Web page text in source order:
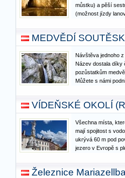
můstku) a pěší
(možnost jízdy
Skalnímu mlýnu
MEDVĚDÍ
Návštěva jednoho
Název dostala díky
pozůstatkům
Můžete s námi
můstcích trvající
odpočinku u
VÍDEŇSKÉ OKOLÍ
Všechna místa,
mají spojitost s
ukrývá 60 m pod
jezero v Evropě s
výrobu stíhaček. V
Walt Disney…
Železnice